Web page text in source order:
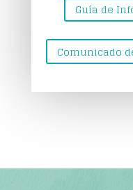
Guía de
Comunicado